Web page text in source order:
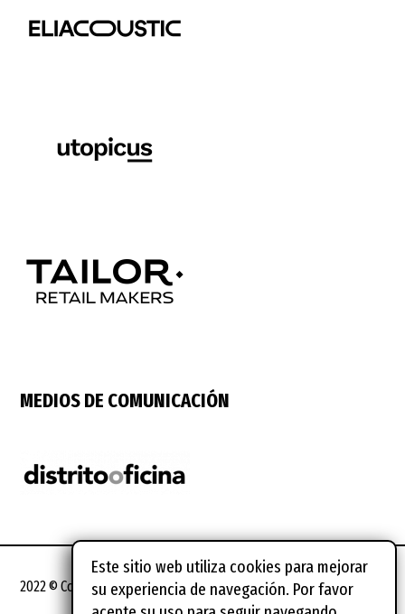
MEDIOS DE COMUNICACIÓN
2022 © Coworking Spain Conference
Este sitio web utiliza cookies para mejorar
su experiencia de navegación. Por favor